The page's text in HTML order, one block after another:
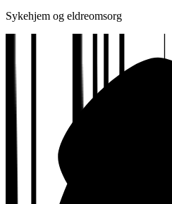
Sykehjem og eldreomsorg